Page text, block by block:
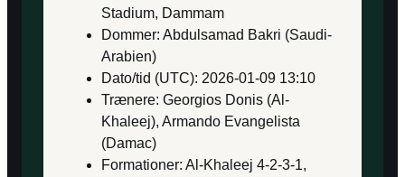
Stadium, Dammam
Dommer: Abdulsamad Bakri (Saudi-
Arabien)
Dato/tid (UTC): 2026-01-09 13:10
Trænere: Georgios Donis (Al-
Khaleej), Armando Evangelista
(Damac)
Formationer: Al-Khaleej 4-2-3-1,